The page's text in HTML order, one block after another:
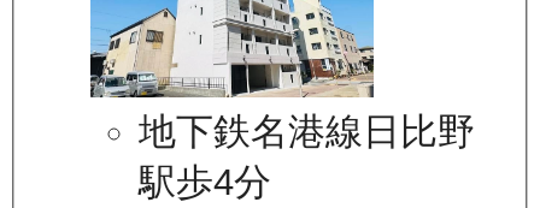
地下鉄名港線日比野
駅歩4分